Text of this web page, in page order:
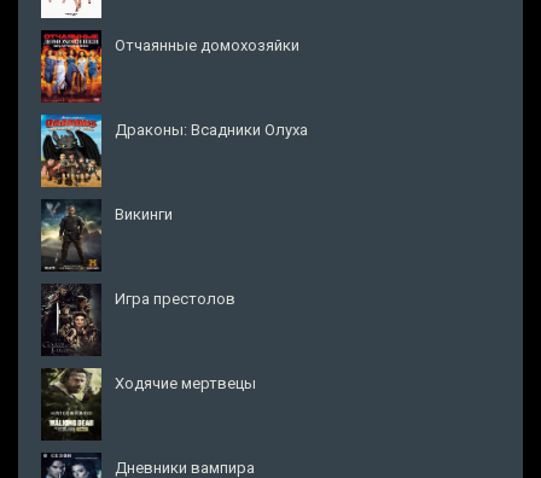
Отчаянные домохозяйки
Драконы: Всадники Олуха
Викинги
Игра престолов
Ходячие мертвецы
Дневники вампира